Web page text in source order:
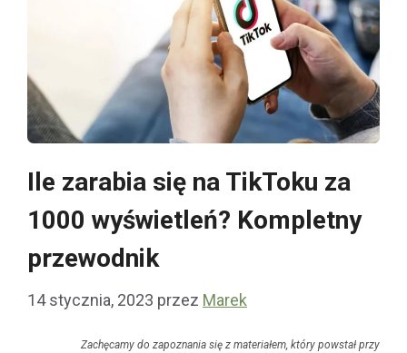
Ile zarabia się na TikToku za
1000 wyświetleń? Kompletny
przewodnik
14 stycznia, 2023 przez Marek
Zachęcamy do zapoznania się z materiałem, który powstał przy